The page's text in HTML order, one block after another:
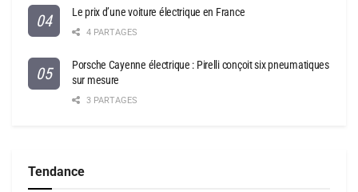
Le prix d’une voiture électrique en France
4 PARTAGES
Porsche Cayenne électrique : Pirelli conçoit six pneumatiques
sur mesure
3 PARTAGES
Tendance